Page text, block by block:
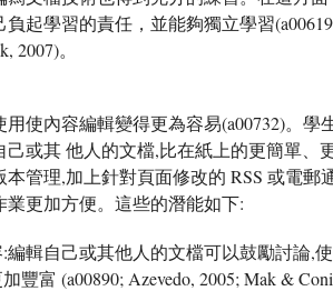
起學習的責任，並能夠獨立學習
2007)。
用使內容編輯變得更為容易(a00732)。學
己或其 他人的文檔,比在紙上的更簡單、
本管理,加上針對頁面修改的 RSS 或電郵
業更加方便。這些的潛能如下:
編輯自己或其他人的文檔可以鼓勵討論,
豐富 (a00890; Azevedo, 2005; Mak &